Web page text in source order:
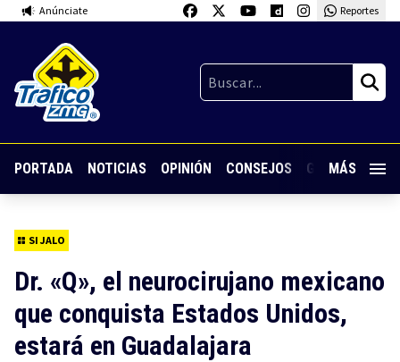
Anúnciate Reportes
PORTADA NOTICIAS OPINIÓN CONSEJOS GUARDIA
MÁS
SI JALO
Dr. «Q», el neurocirujano mexicano
que conquista Estados Unidos,
estará en Guadalajara